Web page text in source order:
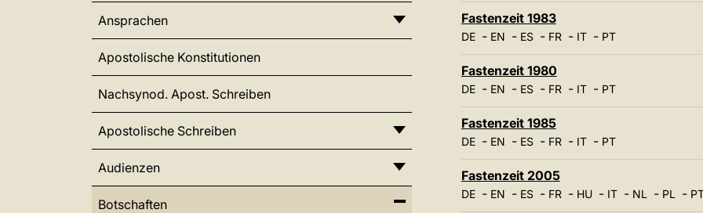
Ansprachen
Apostolische Konstitutionen
Nachsynod. Apost. Schreiben
Apostolische Schreiben
Audienzen
Botschaften
Fastenzeit 1983
DE- EN - ES- FR- IT- PT
Fastenzeit 1980
DE- EN - ES- FR- IT- PT
Fastenzeit 1985
DE- EN - ES- FR- IT- PT
Fastenzeit 2005
DE- EN - ES- FR- HU- IT- NL- PL-